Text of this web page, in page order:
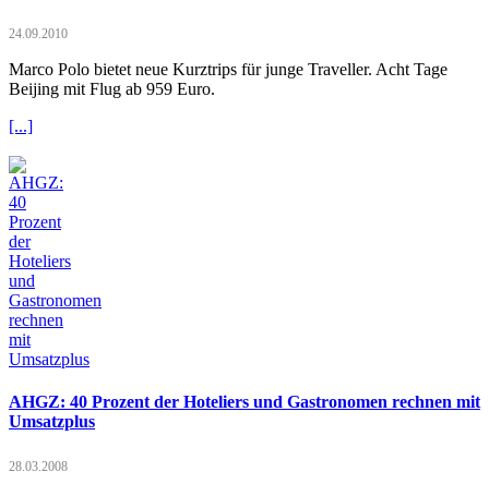
24.09.2010
Marco Polo bietet neue Kurztrips für junge Traveller. Acht Tage
Beijing mit Flug ab 959 Euro.
[...]
AHGZ: 40 Prozent der Hoteliers und Gastronomen rechnen mit
Umsatzplus
28.03.2008